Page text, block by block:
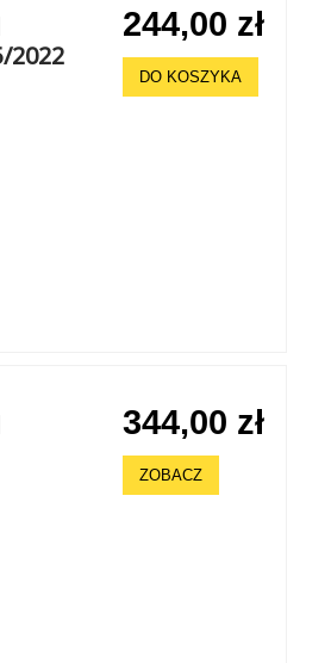
2022
244,00 zł
DO KOSZYKA
344,00 zł
ZOBACZ